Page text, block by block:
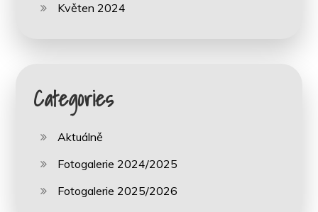
Květen 2024
Categories
Aktuálně
Fotogalerie 2024/2025
Fotogalerie 2025/2026